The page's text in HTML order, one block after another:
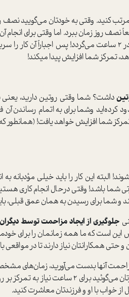
کنید. وقتی به خودتان می‌گویید نصف
تمرکز شما افزایش پیدا میکند!
داشت؟ شما وقتی روتین دارید، یعنی
وشما برای به اتمام رساندن آن
شما افزایش خواهد یافت! (همانطور
البته این کار را باید خیلی مؤدبانه
باشد! وقتی درحال انجام کاری
و شما برای رسیدن به همان عمق قبلی،
جلوگیری از ایجاد مزاحمت توسط دیگران
است که ما همه زمانمان را برای
و حتی همکارانتان نیاز دارند تا در مواقعی
آنها بدست می‌آورید، زمان‌های
خواب با او و فرزندتان معاشرت کنید.